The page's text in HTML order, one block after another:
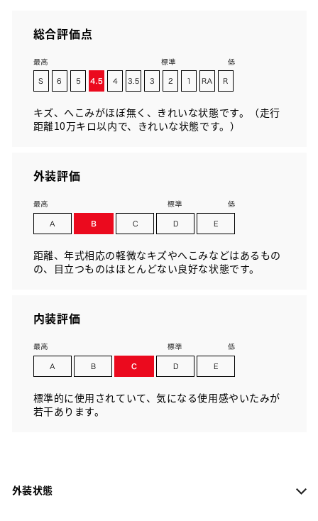
総合評価点
キズ、へこみがほぼ無く、きれいな状態です。（走行
距離10万キロ以内で、きれいな状態です。）
外装評価
距離、年式相応の軽微なキズやへこみなどはあるもの
の、目立つものはほとんどない良好な状態です。
内装評価
標準的に使用されていて、気になる使用感やいたみが
若干あります。
外装状態